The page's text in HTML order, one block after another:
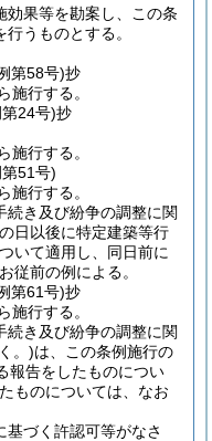
効果等を勘案し、この条
うものとする。
第58号)抄
施行する。
24号)抄
施行する。
51号)
施行する。
続き及び紛争の調整に関
日以後に特定建築等行
いて適用し、同日前に
従前の例による。
第61号)抄
施行する。
続き及び紛争の調整に関
。)は、この条例施行の
報告をしたものについ
ものについては、なお
基づく許認可等がなさ